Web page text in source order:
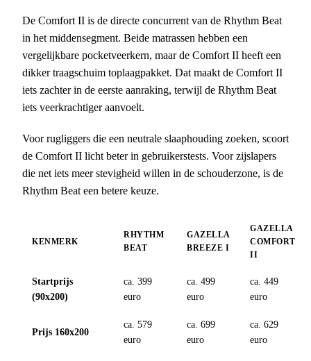
De Comfort II is de directe concurrent van de Rhythm Beat
in het middensegment. Beide matrassen hebben een
vergelijkbare pocketveerkern, maar de Comfort II heeft een
dikker traagschuim toplaagpakket. Dat maakt de Comfort II
iets zachter in de eerste aanraking, terwijl de Rhythm Beat
iets veerkrachtiger aanvoelt.
Voor rugliggers die een neutrale slaaphouding zoeken, scoort
de Comfort II licht beter in gebruikerstests. Voor zijslapers
die net iets meer stevigheid willen in de schouderzone, is de
Rhythm Beat een betere keuze.
KENMERK
RHYTHM
BEAT
GAZELLA
BREEZE I
GAZELLA
COMFORT
II
Startprijs
(90x200)
ca. 399
euro
ca. 499
euro
ca. 449
euro
Prijs 160x200
ca. 579
euro
ca. 699
euro
ca. 629
euro